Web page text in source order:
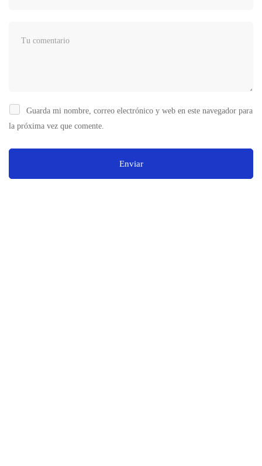
Guarda mi nombre, correo electrónico y web en este navegador para
la próxima vez que comente.